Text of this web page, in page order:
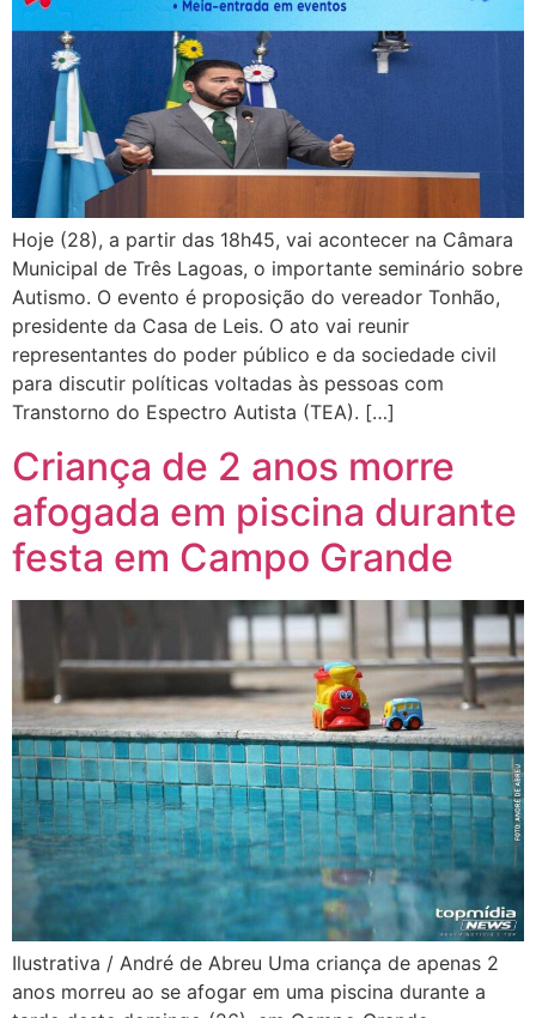
Hoje (28), a partir das 18h45, vai acontecer na Câmara
Municipal de Três Lagoas, o importante seminário sobre
Autismo. O evento é proposição do vereador Tonhão,
presidente da Casa de Leis. O ato vai reunir
representantes do poder público e da sociedade civil
para discutir políticas voltadas às pessoas com
Transtorno do Espectro Autista (TEA). […]
Criança de 2 anos morre
afogada em piscina durante
festa em Campo Grande
Ilustrativa / André de Abreu Uma criança de apenas 2
anos morreu ao se afogar em uma piscina durante a